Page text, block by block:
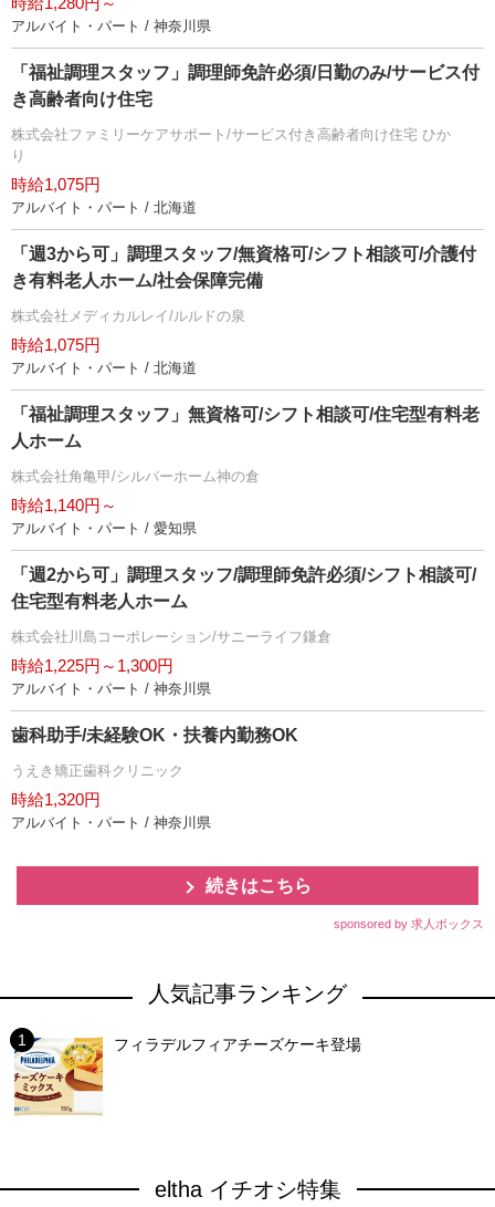
アルバイト・パート / 神奈川県
「福祉調理スタッフ」調理師免許必須/日勤のみ/サービス付
き高齢者向け住宅
株式会社ファミリーケアサポート/サービス付き高齢者向け住宅 ひか
り
時給1,075円
アルバイト・パート / 北海道
「週3から可」調理スタッフ/無資格可/シフト相談可/介護付
き有料老人ホーム/社会保障完備
株式会社メディカルレイ/ルルドの泉
時給1,075円
アルバイト・パート / 北海道
「福祉調理スタッフ」無資格可/シフト相談可/住宅型有料老
人ホーム
株式会社角亀甲/シルバーホーム神の倉
時給1,140円～
アルバイト・パート / 愛知県
「週2から可」調理スタッフ/調理師免許必須/シフト相談可/
住宅型有料老人ホーム
株式会社川島コーポレーション/サニーライフ鎌倉
時給1,225円～1,300円
アルバイト・パート / 神奈川県
歯科助手/未経験OK・扶養内勤務OK
うえき矯正歯科クリニック
時給1,320円
アルバイト・パート / 神奈川県
続きはこちら
sponsored by 求人ボックス
人気記事ランキング
フィラデルフィアチーズケーキ登場
eltha イチオシ特集